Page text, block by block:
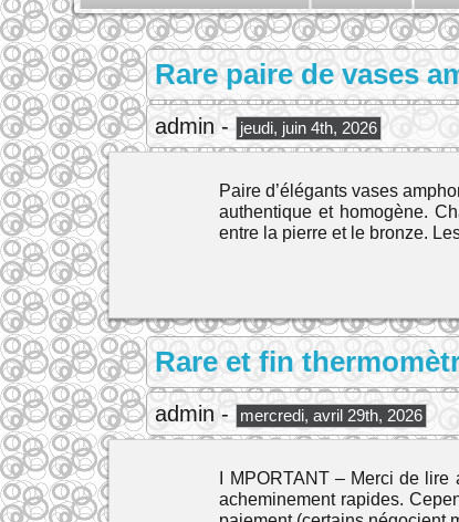
Rare paire de vases
admin - jeudi, juin 4th, 2026
Paire d’élégants vases
authentique et homogène.
entre la pierre et le bronze.
Rare et fin
admin - mercredi, avril 29th, 2026
I MPORTANT – Merci de
acheminement rapides.